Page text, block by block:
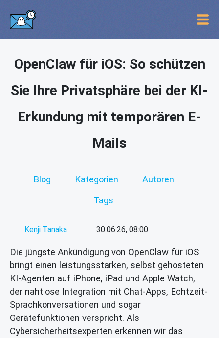
OpenClaw für iOS: So schützen
Sie Ihre Privatsphäre bei der KI-
Erkundung mit temporären E-
Mails
Blog Kategorien Autoren
Tags
Kenji Tanaka 30.06.26, 08:00
Die jüngste Ankündigung von OpenClaw für iOS
bringt einen leistungsstarken, selbst gehosteten
KI-Agenten auf iPhone, iPad und Apple Watch,
der nahtlose Integration mit Chat-Apps, Echtzeit-
Sprachkonversationen und sogar
Gerätefunktionen verspricht. Als
Cybersicherheitsexperten erkennen wir das